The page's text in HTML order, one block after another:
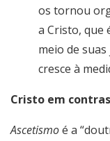
os tornou
a Cristo, que
meio de
cresce à
Cristo em
Ascetismoé a